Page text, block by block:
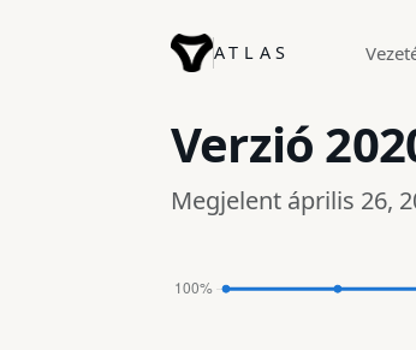
ATLAS
Verzió
Megjelent április 26,